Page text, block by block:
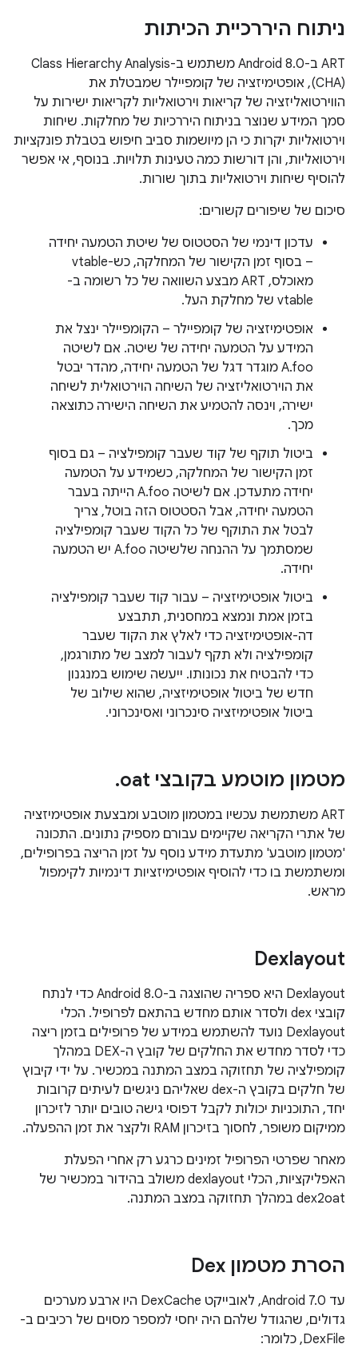
ניתוח היררכיית הכיתות
‫ART ב-Android 8.0 משתמש ב-Class Hierarchy Analysis
(CHA), אופטימיזציה של קומפיילר שמבטלת את
הווירטואליזציה של קריאות וירטואליות לקריאות ישירות על
סמך המידע שנוצר בניתוח היררכיות של מחלקות. שיחות
וירטואליות יקרות כי הן מיושמות סביב חיפוש בטבלת פונקציות
וירטואליות, והן דורשות כמה טעינות תלויות. בנוסף, אי אפשר
להוסיף שיחות וירטואליות בתוך שורות.
סיכום של שיפורים קשורים:
עדכון דינמי של הסטטוס של שיטת הטמעה יחידה
– בסוף זמן הקישור של המחלקה, כש-vtable
מאוכלס, ART מבצע השוואה של כל רשומה ב-
vtable של מחלקת העל.
אופטימיזציה של קומפיילר – הקומפיילר ינצל את
המידע על הטמעה יחידה של שיטה. אם לשיטה
A.foo מוגדר דגל של הטמעה יחידה, מהדר יבטל
את הוירטואליזציה של השיחה הוירטואלית לשיחה
ישירה, וינסה להטמיע את השיחה הישירה כתוצאה
מכך.
ביטול תוקף של קוד שעבר קומפילציה – גם בסוף
זמן הקישור של המחלקה, כשמידע על הטמעה
יחידה מתעדכן. אם לשיטה A.foo הייתה בעבר
הטמעה יחידה, אבל הסטטוס הזה בוטל, צריך
לבטל את התוקף של כל הקוד שעבר קומפילציה
שמסתמך על ההנחה שלשיטה A.foo יש הטמעה
יחידה.
ביטול אופטימיזציה – עבור קוד שעבר קומפילציה
בזמן אמת ונמצא במחסנית, תתבצע
דה-אופטימיזציה כדי לאלץ את הקוד שעבר
קומפילציה ולא תקף לעבור למצב של מתורגמן,
כדי להבטיח את נכונותו. ייעשה שימוש במנגנון
חדש של ביטול אופטימיזציה, שהוא שילוב של
ביטול אופטימיזציה סינכרוני ואסינכרוני.
מטמון מוטמע בקובצי ‎ .oat
‫ART משתמשת עכשיו במטמון מוטבע ומבצעת אופטימיזציה
של אתרי הקריאה שקיימים עבורם מספיק נתונים. התכונה
'מטמון מוטבע' מתעדת מידע נוסף על זמן הריצה בפרופילים,
ומשתמשת בו כדי להוסיף אופטימיזציות דינמיות לקימפול
מראש.
Dexlayout
‫Dexlayout היא ספריה שהוצגה ב-Android 8.0 כדי לנתח
קובצי dex ולסדר אותם מחדש בהתאם לפרופיל. הכלי
Dexlayout נועד להשתמש במידע של פרופילים בזמן ריצה
כדי לסדר מחדש את החלקים של קובץ ה-DEX במהלך
קומפילציה של תחזוקה במצב המתנה במכשיר. על ידי קיבוץ
של חלקים בקובץ ה-dex שאליהם ניגשים לעיתים קרובות
יחד, התוכניות יכולות לקבל דפוסי גישה טובים יותר לזיכרון
ממיקום משופר, לחסוך בזיכרון RAM ולקצר את זמן ההפעלה.
מאחר שפרטי הפרופיל זמינים כרגע רק אחרי הפעלת
האפליקציות, הכלי dexlayout משולב בהידור במכשיר של
dex2oat במהלך תחזוקה במצב המתנה.
הסרת מטמון Dex
עד Android 7.0, לאובייקט DexCache היו ארבע מערכים
גדולים, שהגודל שלהם היה יחסי למספר מסוים של רכיבים ב-
DexFile, כלומר: